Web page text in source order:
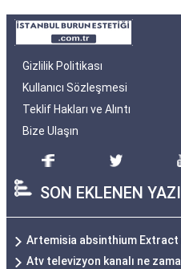
Gizlilik Politikası
Kullanıcı Sözleşmesi
Teklif Hakları ve Alıntı
Bize Ulaşın
SON EKLENEN
Artemisia absinthium Extract
Atv televizyon kanalı ne